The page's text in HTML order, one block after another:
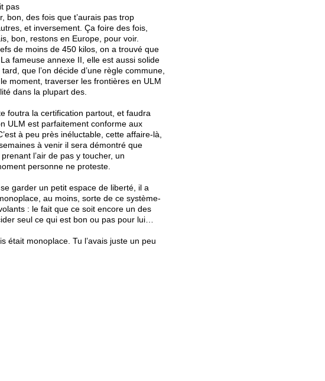
pas
bon, des fois que t’aurais pas trop
et inversement. Ça foire des fois,
bon, restons en Europe, pour voir.
de moins de 450 kilos, on a trouvé que
fameuse annexe II, elle est aussi solide
que l’on décide d’une règle commune,
moment, traverser les frontières en ULM
dans la plupart des.
foutra la certification partout, et faudra
ULM est parfaitement conforme aux
à peu près inéluctable, cette affaire-là,
à venir il sera démontré que
l’air de pas y toucher, un
personne ne proteste.
garder un petit espace de liberté, il a
au moins, sorte de ce système-
: le fait que ce soit encore un des
seul ce qui est bon ou pas pour lui…
était monoplace. Tu l’avais juste un peu